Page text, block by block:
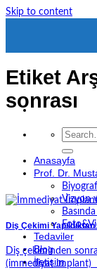
Skip to content
Anasayfa
Prof. Dr.
Vizyon
Tedaviler
Blog
İletişim
Etiket
sonrası
Diş Çekimi
Diş çekiminden
(immediyat implant)